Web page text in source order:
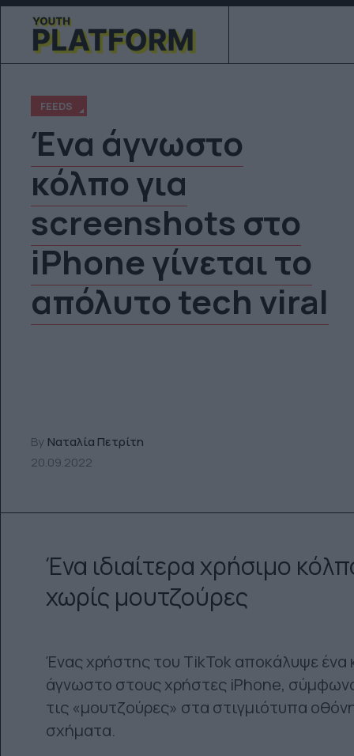
FEEDS
Ένα άγνωστο
κόλπο για
screenshots στο
iPhone γίνεται το
απόλυτο tech viral
By Ναταλία Πετρίτη
20.09.2022
Ένα ιδιαίτερα χρήσιμο
χωρίς μουτζούρες
Ένας χρήστης του TikTok αποκάλυψε
άγνωστο στους χρήστες iPhone,
τις «μουτζούρες» στα στιγμιότυπα
σχήματα.